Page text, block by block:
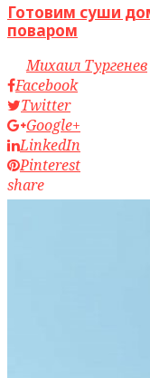
Готовим суши
поваром
byМихаил Тургенев
Facebook
Twitter
Google+
LinkedIn
Pinterest
share